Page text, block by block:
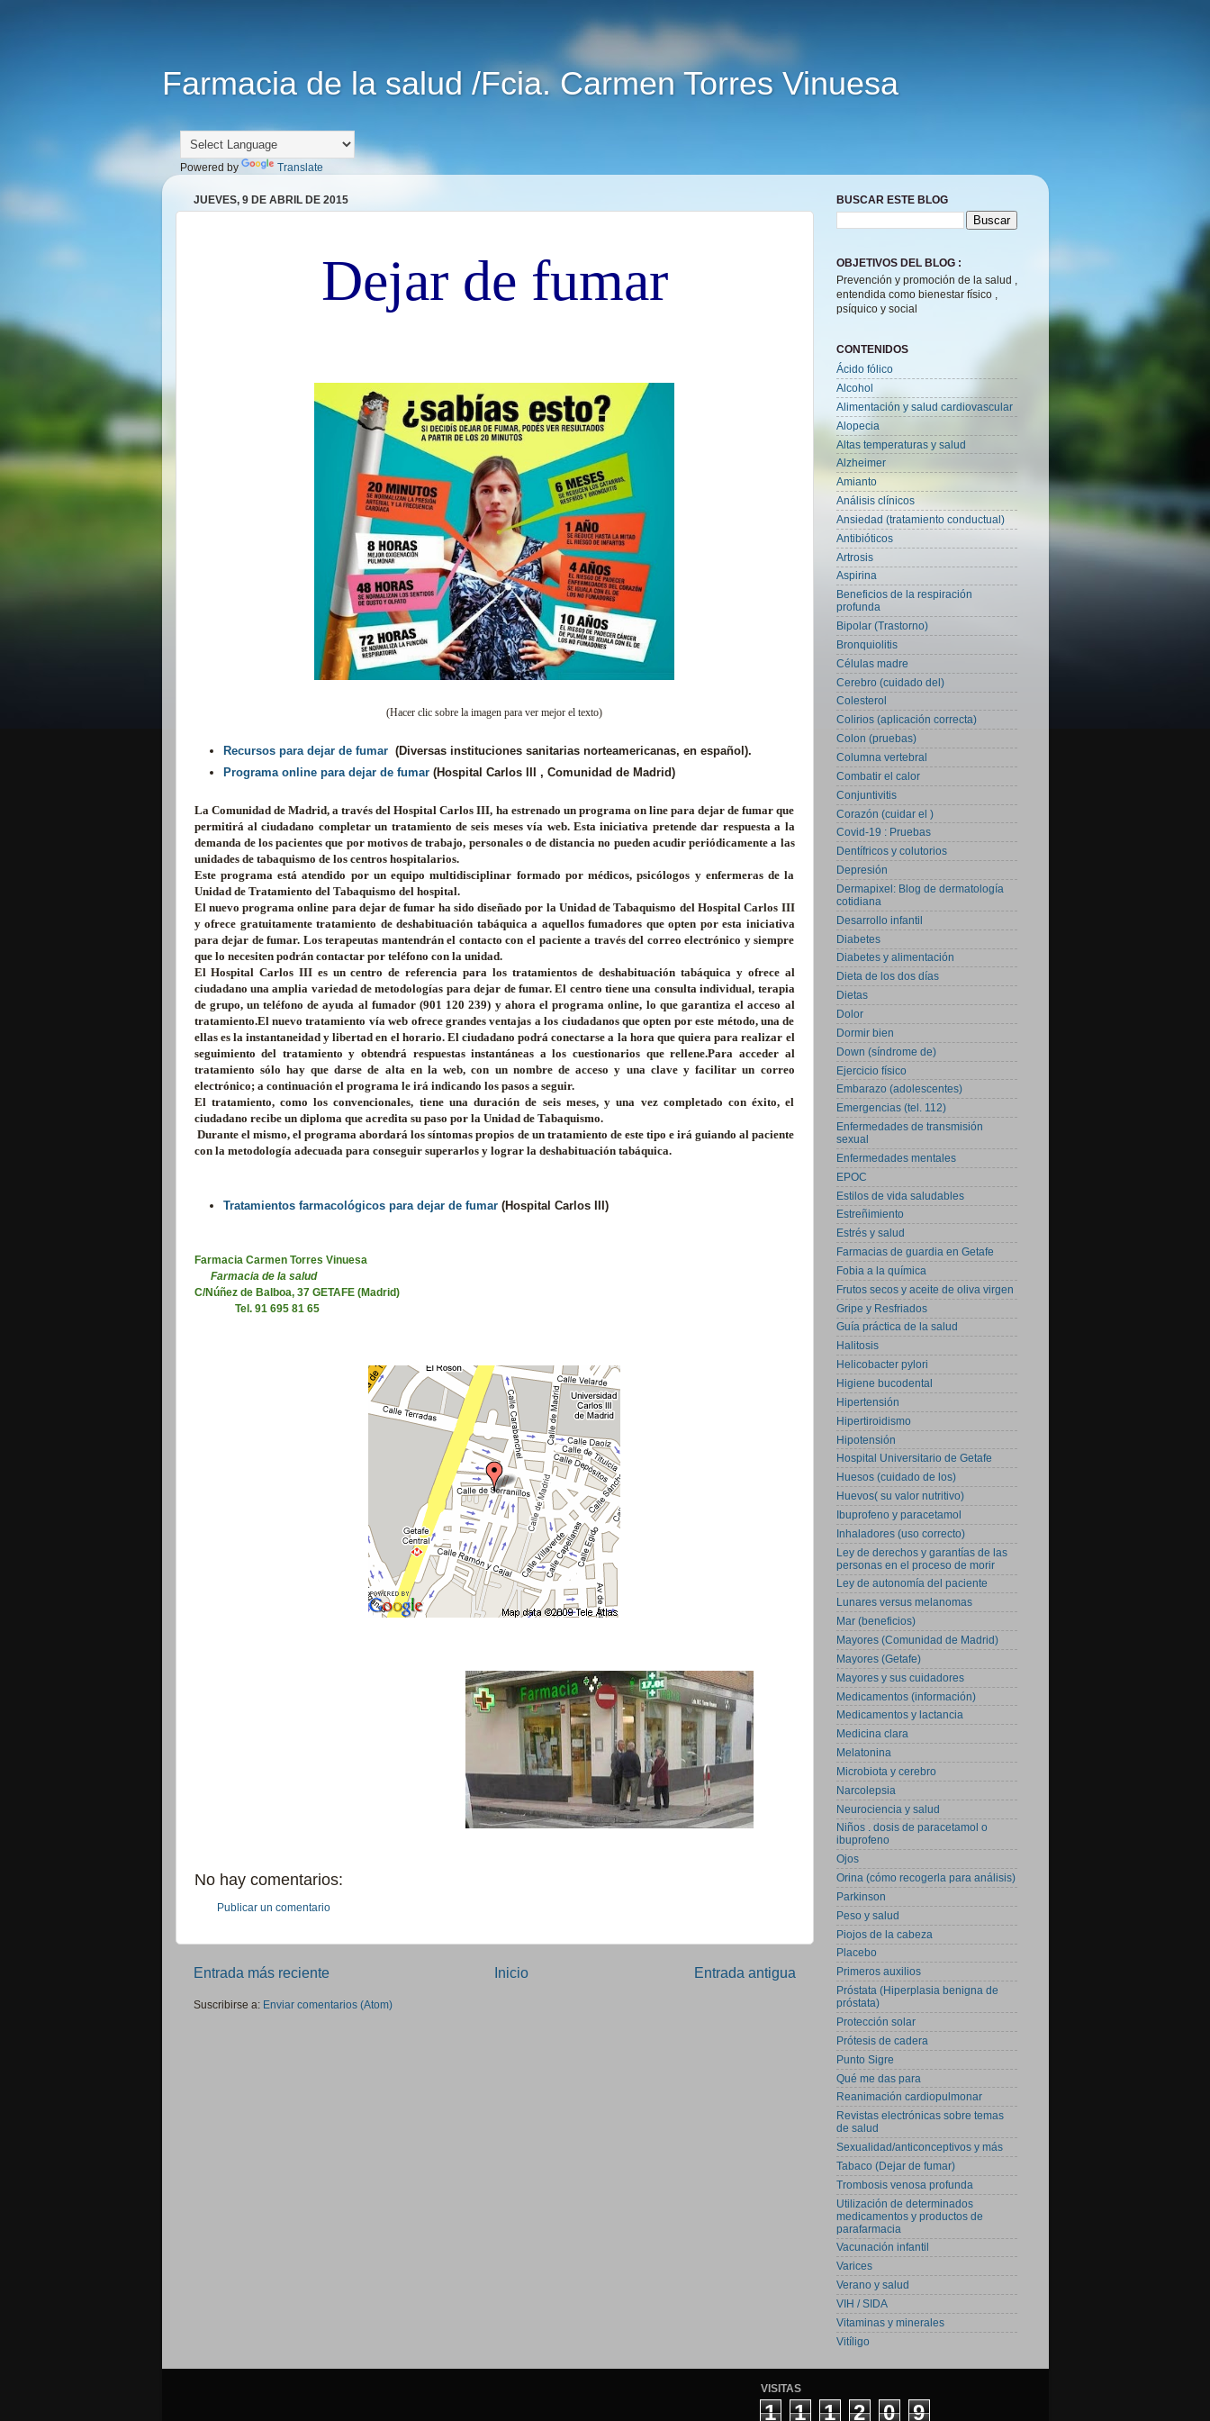
Farmacia de la salud /Fcia. Carmen Torres Vinuesa
Powered by Translate
JUEVES, 9 DE ABRIL DE 2015
Dejar de fumar
(Hacer clic sobre la imagen para ver mejor el texto)
Recursos para dejar de fumar (Diversas instituciones sanitarias norteamericanas, en español).
Programa online para dejar de fumar(Hospital Carlos III , Comunidad de Madrid)
La Comunidad de Madrid, a través del Hospital Carlos III, ha estrenado un programa on line para dejar de fumar que
permitirá al ciudadano completar un tratamiento de seis meses vía web. Esta iniciativa pretende dar respuesta a la
demanda de los pacientes que por motivos de trabajo, personales o de distancia no pueden acudir periódicamente a las
unidades de tabaquismo de los centros hospitalarios.
Este programa está atendido por un equipo multidisciplinar formado por médicos, psicólogos y enfermeras de la
Unidad de Tratamiento del Tabaquismo del hospital.
El nuevo programa online para dejar de fumar ha sido diseñado por la Unidad de Tabaquismo del Hospital Carlos III
y ofrece gratuitamente tratamiento de deshabituación tabáquica a aquellos fumadores que opten por esta iniciativa
para dejar de fumar. Los terapeutas mantendrán el contacto con el paciente a través del correo electrónico y siempre
que lo necesiten podrán contactar por teléfono con la unidad.
El Hospital Carlos III es un centro de referencia para los tratamientos de deshabituación tabáquica y ofrece al
ciudadano una amplia variedad de metodologías para dejar de fumar. El centro tiene una consulta individual, terapia
de grupo, un teléfono de ayuda al fumador (901 120 239) y ahora el programa online, lo que garantiza el acceso al
tratamiento.El nuevo tratamiento vía web ofrece grandes ventajas a los ciudadanos que opten por este método, una de
ellas es la instantaneidad y libertad en el horario. El ciudadano podrá conectarse a la hora que quiera para realizar el
seguimiento del tratamiento y obtendrá respuestas instantáneas a los cuestionarios que rellene.Para acceder al
tratamiento sólo hay que darse de alta en la web, con un nombre de acceso y una clave y facilitar un correo
electrónico; a continuación el programa le irá indicando los pasos a seguir.
El tratamiento, como los convencionales, tiene una duración de seis meses, y una vez completado con éxito, el
ciudadano recibe un diploma que acredita su paso por la Unidad de Tabaquismo.
Durante el mismo, el programa abordará los síntomas propios de un tratamiento de este tipo e irá guiando al paciente
con la metodología adecuada para conseguir superarlos y lograr la deshabituación tabáquica.
Tratamientos farmacológicos para dejar de fumar(Hospital Carlos III)
Farmacia Carmen Torres Vinuesa
Farmacia de la salud
C/Núñez deBalboa, 37 GETAFE (Madrid)
Tel. 91 695 81 65
No hay comentarios:
Publicar un comentario
Entrada más reciente Entrada antigua
Inicio
Suscribirse a: Enviar comentarios (Atom)
BUSCAR ESTE BLOG
OBJETIVOS DEL BLOG :
Prevención y promoción de la salud ,
entendida como bienestar físico ,
psíquico y social
CONTENIDOS
Ácido fólico
Alcohol
Alimentación y salud cardiovascular
Alopecia
Altas temperaturas y salud
Alzheimer
Amianto
Análisis clínicos
Ansiedad (tratamiento conductual)
Antibióticos
Artrosis
Aspirina
Beneficios de la respiración
profunda
Bipolar (Trastorno)
Bronquiolitis
Células madre
Cerebro (cuidado del)
Colesterol
Colirios (aplicación correcta)
Colon (pruebas)
Columna vertebral
Combatir el calor
Conjuntivitis
Corazón (cuidar el )
Covid-19 : Pruebas
Dentífricos y colutorios
Depresión
Dermapixel: Blog de dermatología
cotidiana
Desarrollo infantil
Diabetes
Diabetes y alimentación
Dieta de los dos días
Dietas
Dolor
Dormir bien
Down (síndrome de)
Ejercicio físico
Embarazo (adolescentes)
Emergencias (tel. 112)
Enfermedades de transmisión
sexual
Enfermedades mentales
EPOC
Estilos de vida saludables
Estreñimiento
Estrés y salud
Farmacias de guardia en Getafe
Fobia a la química
Frutos secos y aceite de oliva virgen
Gripe y Resfriados
Guía práctica de la salud
Halitosis
Helicobacter pylori
Higiene bucodental
Hipertensión
Hipertiroidismo
Hipotensión
Hospital Universitario de Getafe
Huesos (cuidado de los)
Huevos( su valor nutritivo)
Ibuprofeno y paracetamol
Inhaladores (uso correcto)
Ley de derechos y garantías de las
personas en el proceso de morir
Ley de autonomía del paciente
Lunares versus melanomas
Mar (beneficios)
Mayores (Comunidad de Madrid)
Mayores (Getafe)
Mayores y sus cuidadores
Medicamentos (información)
Medicamentos y lactancia
Medicina clara
Melatonina
Microbiota y cerebro
Narcolepsia
Neurociencia y salud
Niños . dosis de paracetamol o
ibuprofeno
Ojos
Orina (cómo recogerla para análisis)
Parkinson
Peso y salud
Piojos de la cabeza
Placebo
Primeros auxilios
Próstata (Hiperplasia benigna de
próstata)
Protección solar
Prótesis de cadera
Punto Sigre
Qué me das para
Reanimación cardiopulmonar
Revistas electrónicas sobre temas
de salud
Sexualidad/anticonceptivos y más
Tabaco (Dejar de fumar)
Trombosis venosa profunda
Utilización de determinados
medicamentos y productos de
parafarmacia
Vacunación infantil
Varices
Verano y salud
VIH / SIDA
Vitaminas y minerales
Vitíligo
VISITAS
1 1 1 2 0 9